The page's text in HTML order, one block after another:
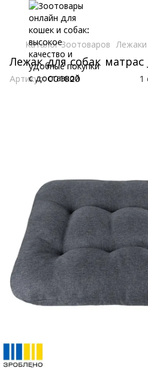
Каталог Зоотоваров
Лежак для собак
Артикул:001020 1